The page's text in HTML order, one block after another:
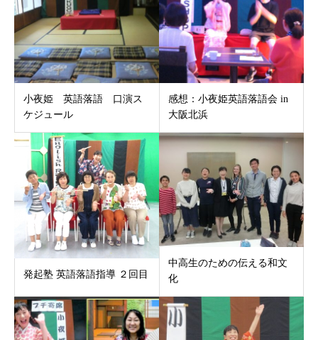
小夜姫 英語落語 口演ス
ケジュール
感想：小夜姫英語落語会 in
大阪北浜
発起塾 英語落語指導 ２回目
中高生のための伝える和文
化